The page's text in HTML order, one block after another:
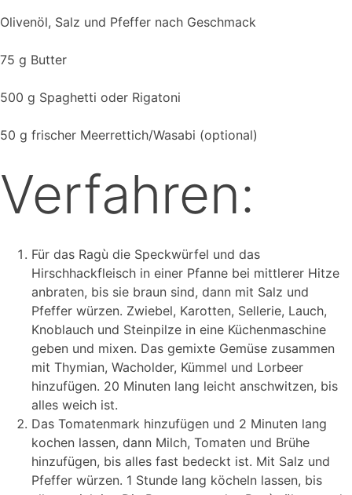
Olivenöl, Salz und Pfeffer nach Geschmack
75 g Butter
500 g Spaghetti oder Rigatoni
50 g frischer Meerrettich/Wasabi (optional)
Verfahren:
Für das Ragù die Speckwürfel und das
Hirschhackfleisch in einer Pfanne bei mittlerer Hitze
anbraten, bis sie braun sind, dann mit Salz und
Pfeffer würzen. Zwiebel, Karotten, Sellerie, Lauch,
Knoblauch und Steinpilze in eine Küchenmaschine
geben und mixen. Das gemixte Gemüse zusammen
mit Thymian, Wacholder, Kümmel und Lorbeer
hinzufügen. 20 Minuten lang leicht anschwitzen, bis
alles weich ist.
Das Tomatenmark hinzufügen und 2 Minuten lang
kochen lassen, dann Milch, Tomaten und Brühe
hinzufügen, bis alles fast bedeckt ist. Mit Salz und
Pfeffer würzen. 1 Stunde lang köcheln lassen, bis